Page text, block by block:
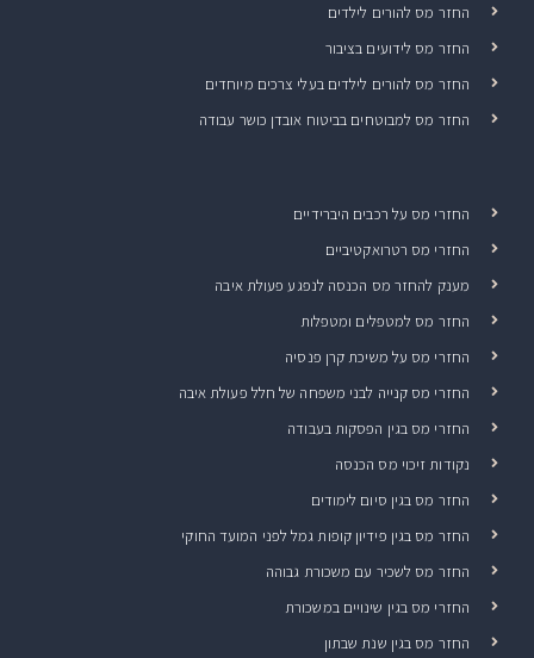
החזר מס להורים לילדים
החזר מס לידועים בציבור
החזר מס להורים לילדים בעלי צרכים מיוחדים
החזר מס למבוטחים בביטוח אובדן כושר עבודה
החזרי מס על רכבים היברידיים
החזרי מס רטרואקטיביים
מענק להחזר מס הכנסה לנפגע פעולת איבה
החזר מס למטפלים ומטפלות
החזרי מס על משיכת קרן פנסיה
החזרי מס קנייה לבני משפחה של חלל פעולת איבה
החזרי מס בגין הפסקות בעבודה
נקודות זיכוי מס הכנסה
החזר מס בגין סיום לימודים
החזר מס בגין פידיון קופות גמל לפני המועד החוקי
החזר מס לשכיר עם משכורת גבוהה
החזרי מס בגין שינויים במשכורת
החזר מס בגין שנת שבתון